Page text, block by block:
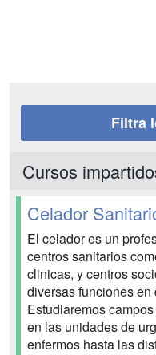
Filtra
Cursos
Celador
El celador es un
centros sanitarios
clinicas, y centros
diversas funciones
Estudiaremos
en las unidades de
enfermos hasta las